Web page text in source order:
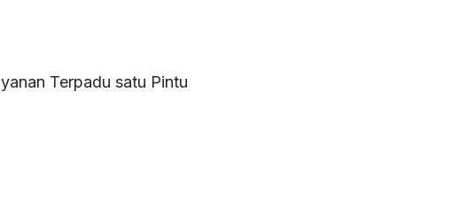
Terpadu satu Pintu